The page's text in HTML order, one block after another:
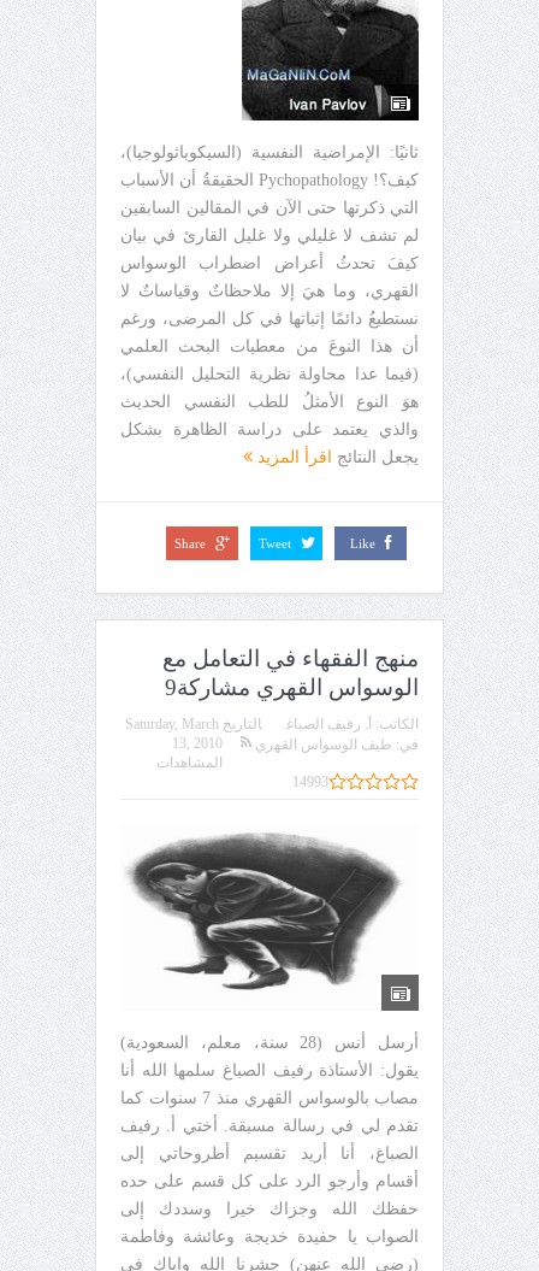
ثانيًا: الإمراضية النفسية (السيكوباثولوجيا)،
كيف؟! Pychopathology الحقيقةُ أن الأسباب
التي ذكرتها حتى الآن في المقالين السابقين
لم تشف لا غليلي ولا غليل القارئ في بيان
كيفَ تحدثُ أعراض اضطراب الوسواس
القهري، وما هيَ إلا ملاحظاتٌ وقياساتٌ لا
نستطيعُ دائمًا إثباتها في كل المرضى، ورغم
أن هذا النوعَ من معطيات البحث العلمي
(فيما عدا محاولة نظرية التحليل النفسي)،
هوَ النوع الأمثلُ للطب النفسي الحديث
والذي يعتمد على دراسة الظاهرة بشكل
يجعل النتائج اقرأ المزيد
Like
Tweet
Share
منهج الفقهاء في التعامل مع
الوسواس القهري مشاركة9
الكاتب: أ. رفيف الصباغ التاريخ Saturday, March
13, 2010
في: طيف الوسواس القهري
المشاهدات
14993
أرسل أنس (28 سنة، معلم، السعودية)
يقول: الأستاذة رفيف الصباغ سلمها الله أنا
مصاب بالوسواس القهري منذ 7 سنوات كما
تقدم لي في رسالة مسبقة. أختي أ. رفيف
الصباغ، أنا أريد تقسيم أطروحاتي إلى
أقسام وأرجو الرد على كل قسم على حده
حفظك الله وجزاك خيرا وسددك إلى
الصواب يا حفيدة خديجة وعائشة وفاطمة
(رضي الله عنهن) حشرنا الله وإياك في